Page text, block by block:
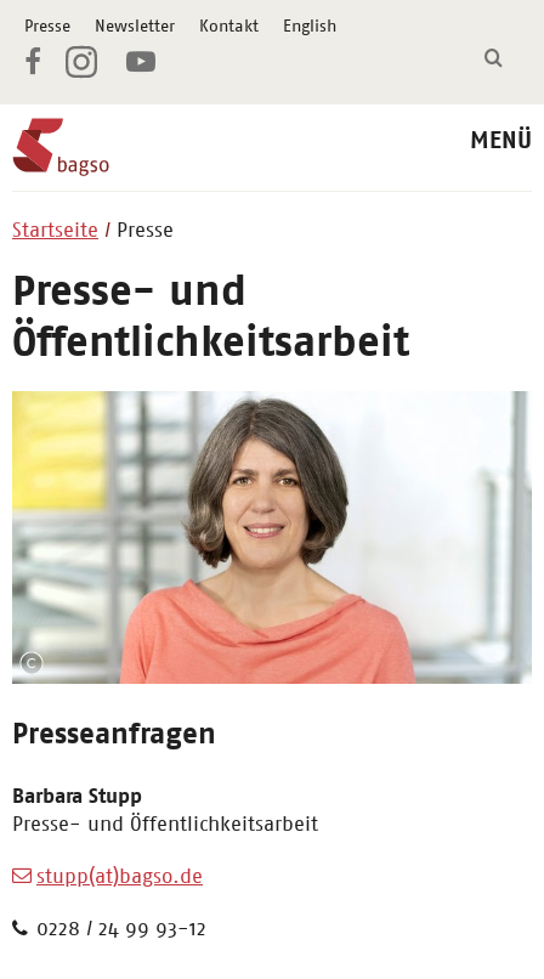
Presse Newsletter Kontakt English
MENÜ
Startseite Presse
Presse- und
Öffentlichkeitsarbeit
Presseanfragen
Barbara Stupp
Presse- und Öffentlichkeitsarbeit
stupp(at)bagso.de
0228 / 24 99 93-12